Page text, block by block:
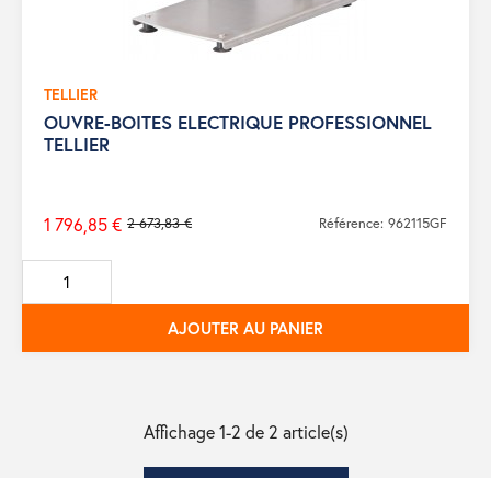
TELLIER
OUVRE-BOITES ELECTRIQUE PROFESSIONNEL
TELLIER
Prix
de
base
2 673,83 €
1 796,85 € Référence: 962115GF
AJOUTER AU PANIER
Affichage 1-2 de 2 article(s)